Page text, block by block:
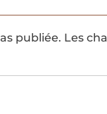
publiée. Les